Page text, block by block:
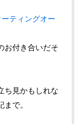
ティングオー
お付き合いだそ
ち見かもしれな
で。